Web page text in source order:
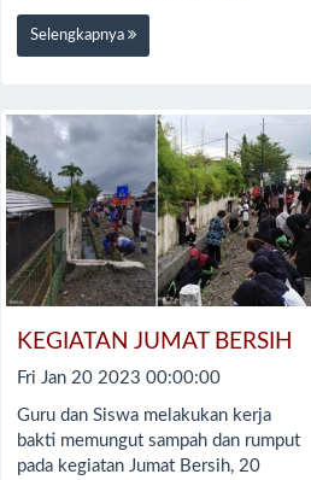
Selengkapnya
KEGIATAN JUMAT BERSIH
Fri Jan 20 2023 00:00:00
Guru dan Siswa melakukan kerja
bakti memungut sampah dan rumput
pada kegiatan Jumat Bersih, 20